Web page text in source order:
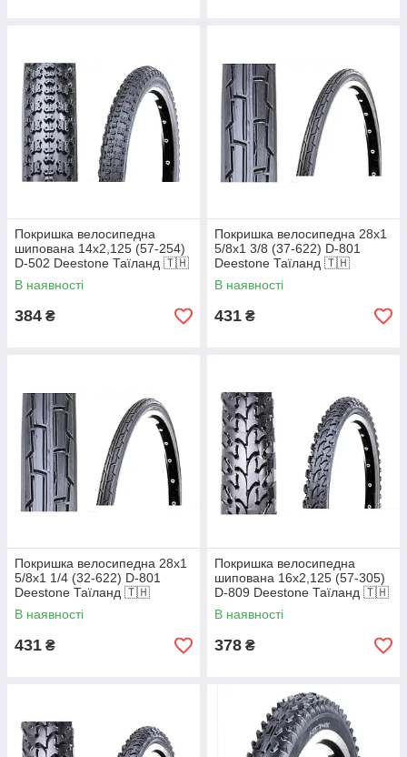
Покришка велосипедна
шипована 14х2,125 (57-254)
D-502 Deestone Таїланд 🇹🇭
В наявності
384 ₴
Покришка велосипедна 28x1
5/8x1 3/8 (37-622) D-801
Deestone Таїланд 🇹🇭
В наявності
431 ₴
Покришка велосипедна 28x1
5/8x1 1/4 (32-622) D-801
Deestone Таїланд 🇹🇭
В наявності
431 ₴
Покришка велосипедна
шипована 16х2,125 (57-305)
D-809 Deestone Таїланд 🇹🇭
В наявності
378 ₴